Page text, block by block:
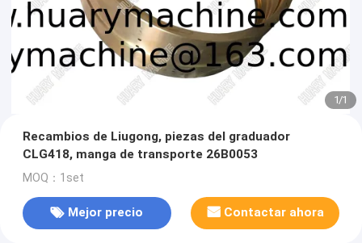
1/1
Recambios de Liugong, piezas del graduador
CLG418, manga de transporte 26B0053
MOQ：1set
Mejor precio Contactar ahora